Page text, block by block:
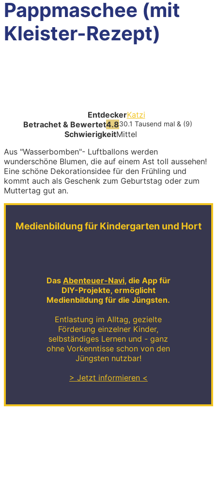
Pappmaschee (mit
Kleister-Rezept)
EntdeckerKatzi
Betrachet & Bewertet4.830.1 Tausend mal & (9)
SchwierigkeitMittel
Aus "Wasserbomben"- Luftballons werden
wunderschöne Blumen, die auf einem Ast toll aussehen!
Eine schöne Dekorationsidee für den Frühling und
kommt auch als Geschenk zum Geburtstag oder zum
Muttertag gut an.
Medienbildung für Kindergarten und Hort
Das Abenteuer-Navi, die App für
DIY-Projekte, ermöglicht
Medienbildung für die Jüngsten.
Entlastung im Alltag, gezielte
Förderung einzelner Kinder,
selbständiges Lernen und - ganz
ohne Vorkenntisse schon von den
Jüngsten nutzbar!
> Jetzt informieren <